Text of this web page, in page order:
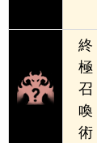
終
極
召
喚
術